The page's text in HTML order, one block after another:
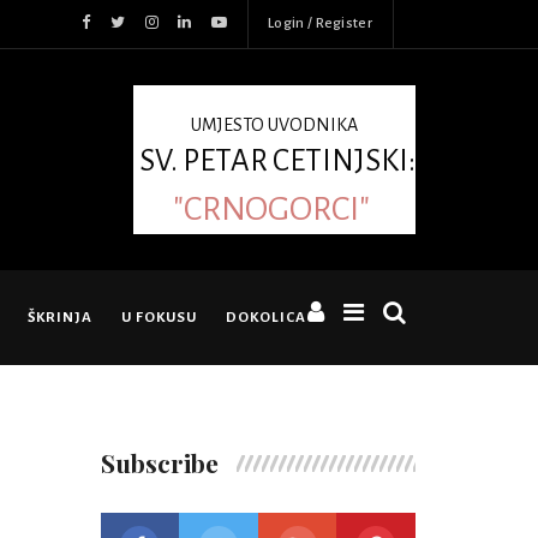
Login / Register
UMJESTO UVODNIKA
SV. PETAR CETINJSKI:
"CRNOGORCI"
ŠKRINJA U FOKUSU DOKOLICA
Subscribe